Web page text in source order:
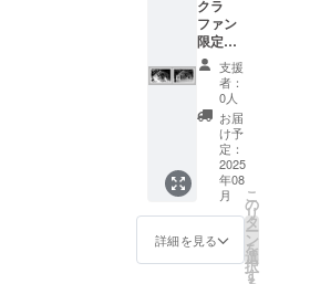
・10 ×
14.8 cm
・半光
沢の写
真用紙
・送料
込み
（メー
ル便 ）
クラ
ファン
限定・
出展作
品のサ
イン入
りポス
トカー
ド（出
展作品
と作品
の元に
なった
動物写
真の2枚
支援
者：
0人
お届
け予
定：
2025
年08
月
詳細を見る
こ
の
リ
タ
ー
ン
を
選
択
す